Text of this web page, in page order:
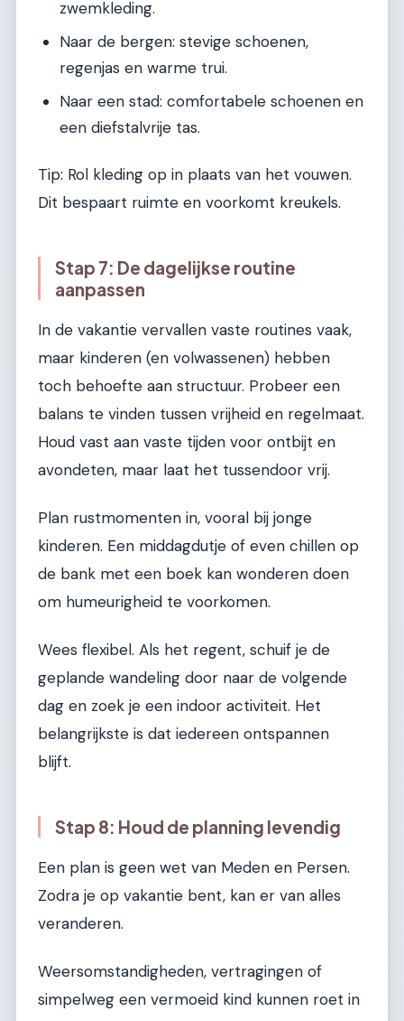
zwemkleding.
Naar de bergen: stevige schoenen,
regenjas en warme trui.
Naar een stad: comfortabele schoenen en
een diefstalvrije tas.
Tip: Rol kleding op in plaats van het vouwen.
Dit bespaart ruimte en voorkomt kreukels.
Stap 7: De dagelijkse routine
aanpassen
In de vakantie vervallen vaste routines vaak,
maar kinderen (en volwassenen) hebben
toch behoefte aan structuur. Probeer een
balans te vinden tussen vrijheid en regelmaat.
Houd vast aan vaste tijden voor ontbijt en
avondeten, maar laat het tussendoor vrij.
Plan rustmomenten in, vooral bij jonge
kinderen. Een middagdutje of even chillen op
de bank met een boek kan wonderen doen
om humeurigheid te voorkomen.
Wees flexibel. Als het regent, schuif je de
geplande wandeling door naar de volgende
dag en zoek je een indoor activiteit. Het
belangrijkste is dat iedereen ontspannen
blijft.
Stap 8: Houd de planning levendig
Een plan is geen wet van Meden en Persen.
Zodra je op vakantie bent, kan er van alles
veranderen.
Weersomstandigheden, vertragingen of
simpelweg een vermoeid kind kunnen roet in